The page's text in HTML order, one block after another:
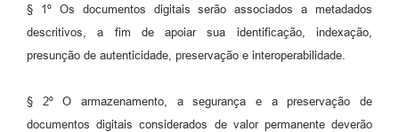
§ 1º Os documentos digitais serão associados a metadados
descritivos, a fim de apoiar sua identificação, indexação,
presunção de autenticidade, preservação e interoperabilidade.
§ 2º O armazenamento, a segurança e a preservação de
documentos digitais considerados de valor permanente deverão